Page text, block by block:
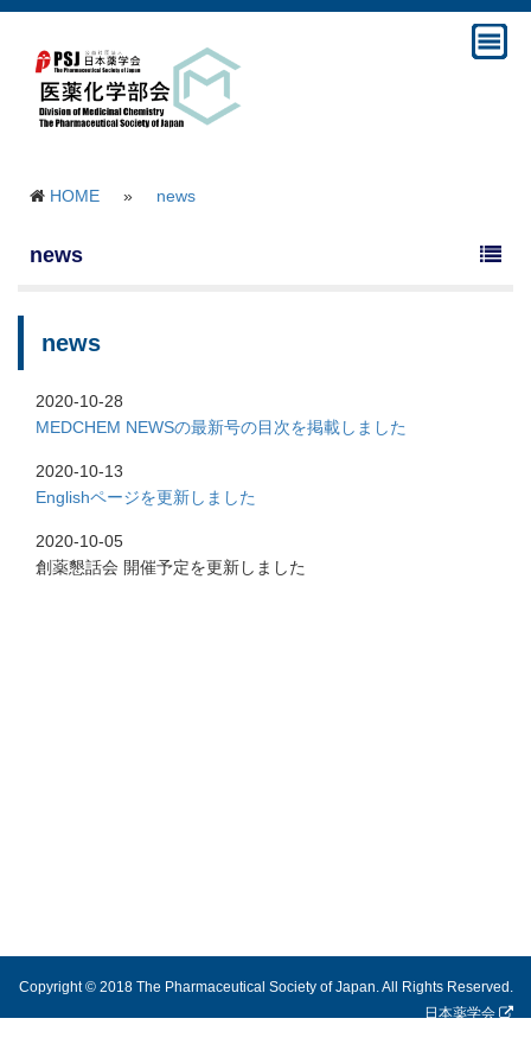
HOME » news
news
news
2020-10-28
MEDCHEM NEWSの最新号の目次を掲載しました
2020-10-13
Englishページを更新しました
2020-10-05
創薬懇話会 開催予定を更新しました
Copyright © 2018 The Pharmaceutical Society of Japan. All Rights Reserved.
日本薬学会